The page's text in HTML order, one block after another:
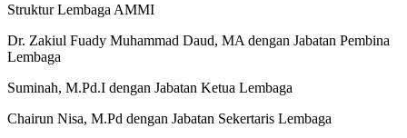
Struktur Lembaga AMMI
Dr. Zakiul Fuady Muhammad Daud, MA dengan Jabatan Pembina
Lembaga
Suminah, M.Pd.I dengan Jabatan Ketua Lembaga
Chairun Nisa, M.Pd dengan Jabatan Sekertaris Lembaga